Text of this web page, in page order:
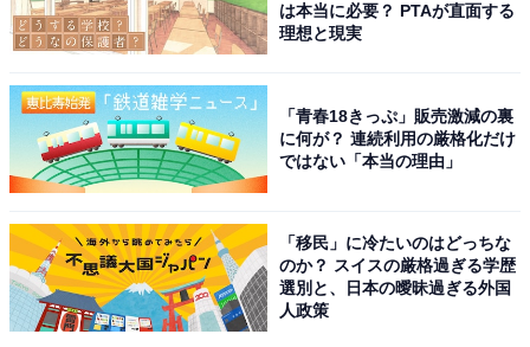
は本当に必要？ PTAが直面する
理想と現実
「青春18きっぷ」販売激減の裏
に何が？ 連続利用の厳格化だけ
ではない「本当の理由」
「移民」に冷たいのはどっちな
のか？ スイスの厳格過ぎる学歴
選別と、日本の曖昧過ぎる外国
人政策